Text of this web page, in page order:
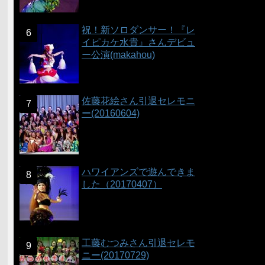
祝！新ソロダンサー！『レ
イピカケ水貴』さんデビュ
ー公演(makahou)
佐藤花絵さん引退セレモニ
ー(20160604)
ハワイアンズで遊んできま
した（20170407）
工藤むつみさん引退セレモ
ニー(20170729)